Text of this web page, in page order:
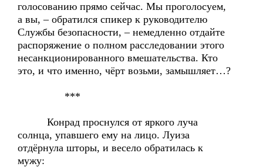
голосованию прямо сейчас. Мы проголосуем,
а вы, – обратился спикер к руководителю
Службы безопасности, – немедленно отдайте
распоряжение о полном расследовании этого
несанкционированного вмешательства. Кто
это, и что именно, чёрт возьми, замышляет…?
***
Конрад проснулся от яркого луча
солнца, упавшего ему на лицо. Луиза
отдёрнула шторы, и весело обратилась к
мужу: